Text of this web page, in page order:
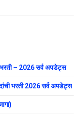
भरती – 2026 सर्व अपडेट्स
भरती 2026 सर्व अपडेट्स